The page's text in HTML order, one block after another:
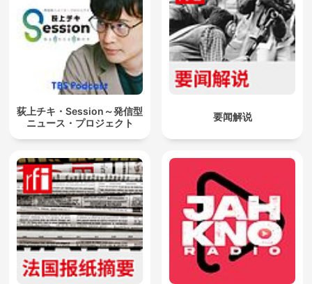
荻上チキ・Session～発信型
ニュース・プロジェクト
要闻解说